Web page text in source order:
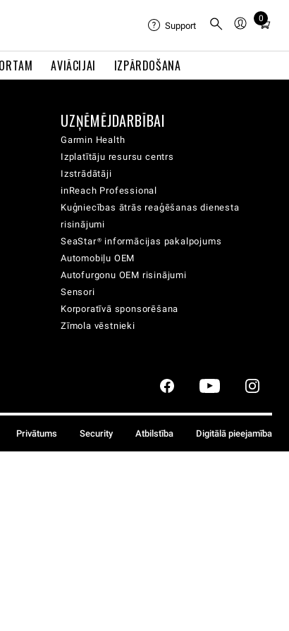
AVIĀCIJAI IZPĀRDOŠANA
Support
0
Total
cart:
UZŅĒMĒJDARBĪBAI
Garmin Health
Izplatītāju resursu centrs
Izstrādātāji
inReach Professional
Kuģniecības ātrās reaģēšanas dienesta
risinājumi
SeaStar® informācijas pakalpojums
Automobiļu OEM
Autofurgonu OEM risinājumi
Sensori
Korporatīvā sponsorēšana
Zīmola vēstnieki
Privātums Security Atbilstība Digitālā pieejamība